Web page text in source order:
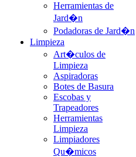
Herramientas de
Jard�n
Podadoras de Jard�n
Limpieza
Art�culos de
Limpieza
Aspiradoras
Botes de Basura
Escobas y
Trapeadores
Herramientas
Limpieza
Limpiadores
Qu�micos